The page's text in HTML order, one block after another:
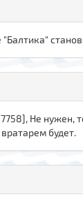
"Балтика"
Не нужен,
будет.